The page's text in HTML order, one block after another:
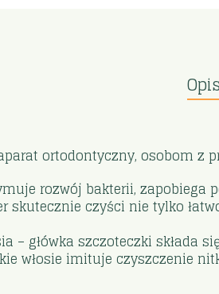
Opis
ortodontyczny, osobom z
rozwój bakterii,
skutecznie czyści nie tylko
– główka szczoteczki składa
włosie imituje czyszczenie